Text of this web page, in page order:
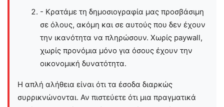
- Κρατάμε τη δημοσιογραφία μας προσβάσιμη
σε όλους, ακόμη και σε αυτούς που δεν έχουν
την ικανότητα να πληρώσουν. Χωρίς paywall,
χωρίς προνόμια μόνο για όσους έχουν την
οικονομική δυνατότητα.
Η απλή αλήθεια είναι ότι τα έσοδα διαρκώς
συρρικνώνονται. Αν πιστεύετε ότι μια πραγματικά